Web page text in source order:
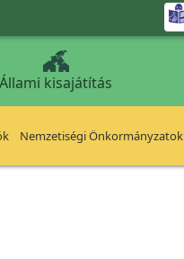
Állami kisajátítás
Nemzetiségi Önkormányzatok